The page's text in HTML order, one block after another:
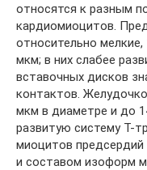
относятся к разным
кардиомиоцитов.
относительно
мкм; в них слабее
вставочных дисков
контактов.
мкм в диаметре и до
развитую систему Т-
миоцитов предсердий
и составом изоформ